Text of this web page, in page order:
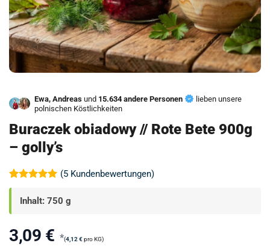
Ewa, Andreas und 15.634 andere Personen
lieben unsere
polnischen Köstlichkeiten
Buraczek obiadowy // Rote Bete 900g
– golly’s
Bewertet
mit5von
5, basierend
auf
5
(5Kundenbewertungen)
Inhalt: 750 g
3,09 € *(4,12 €pro KG)